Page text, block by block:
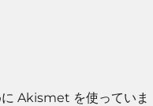
Akismet を使っていま